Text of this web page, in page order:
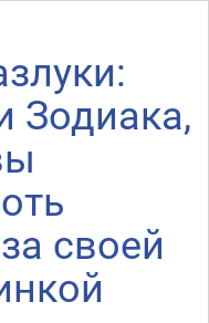
Зодиака,
своей